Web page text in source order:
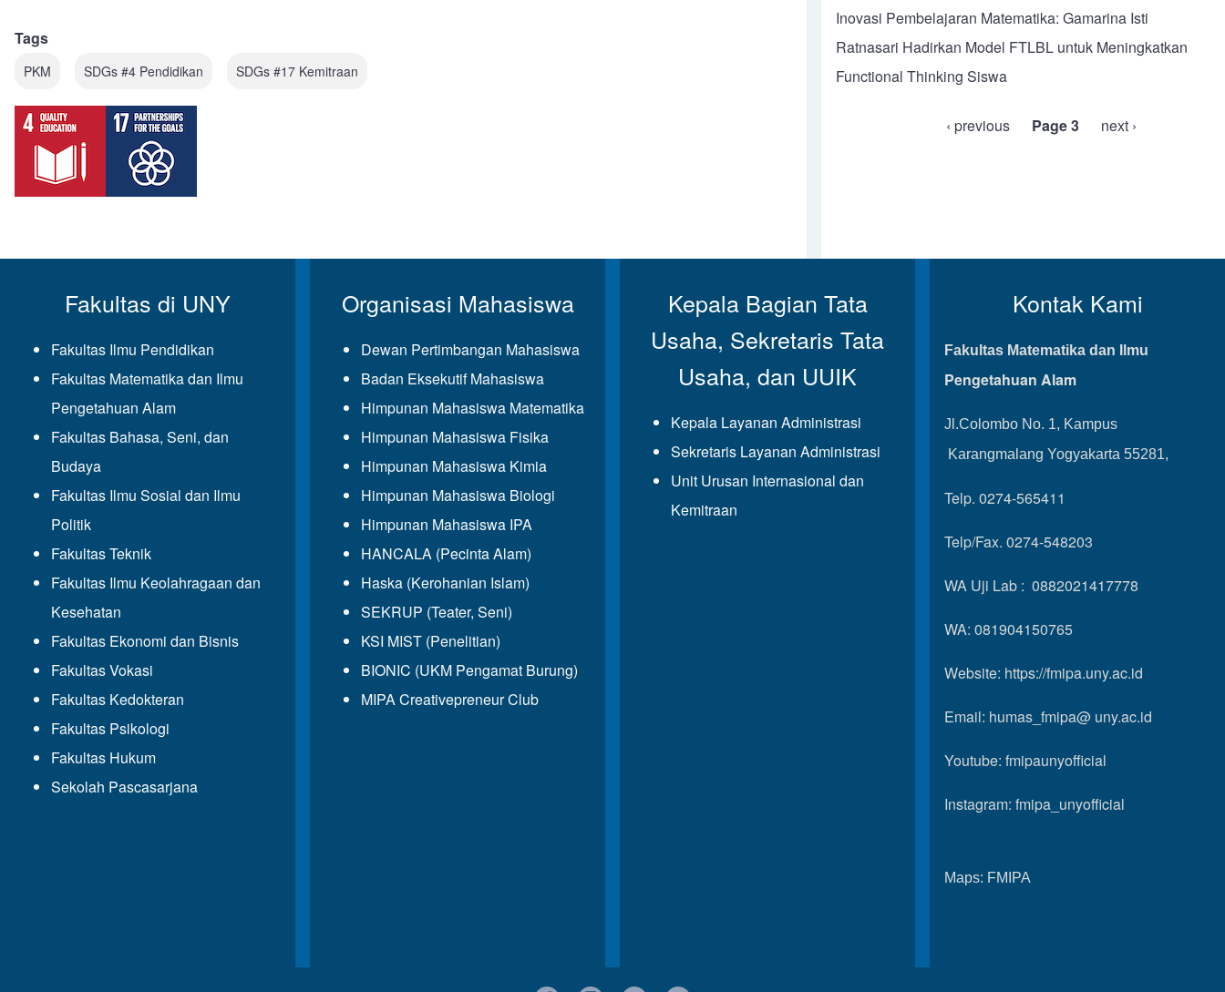
Tags
PKM SDGs #4 Pendidikan SDGs #17 Kemitraan
Inovasi Pembelajaran Matematika: Gamarina Isti
Ratnasari Hadirkan Model FTLBL untuk Meningkatkan
Functional Thinking Siswa
Previous page
‹ previous Page 3 Next page
next ›
Fakultas di UNY
Fakultas Ilmu Pendidikan
Fakultas Matematika dan Ilmu
Pengetahuan Alam
Fakultas Bahasa, Seni, dan
Budaya
Fakultas Ilmu Sosial dan Ilmu
Politik
Fakultas Teknik
Fakultas Ilmu Keolahragaan dan
Kesehatan
Fakultas Ekonomi dan Bisnis
Fakultas Vokasi
Fakultas Kedokteran
Fakultas Psikologi
Fakultas Hukum
Sekolah Pascasarjana
Organisasi Mahasiswa
Dewan Pertimbangan Mahasiswa
Badan Eksekutif Mahasiswa
Himpunan Mahasiswa Matematika
Himpunan Mahasiswa Fisika
Himpunan Mahasiswa Kimia
Himpunan Mahasiswa Biologi
Himpunan Mahasiswa IPA
HANCALA (Pecinta Alam)
Haska (Kerohanian Islam)
SEKRUP (Teater, Seni)
KSI MIST (Penelitian)
BIONIC (UKM Pengamat Burung)
MIPA Creativepreneur Club
Kepala Bagian Tata
Usaha, Sekretaris Tata
Usaha, dan UUIK
Kepala Layanan Administrasi
Sekretaris Layanan Administrasi
Unit Urusan Internasional dan
Kemitraan
Kontak Kami
Fakultas Matematika dan Ilmu
Pengetahuan Alam
Jl.Colombo No. 1, Kampus
Karangmalang Yogyakarta 55281,
Telp. 0274-565411
Telp/Fax. 0274-548203
WA Uji Lab : 0882021417778
WA: 081904150765
Website: https://fmipa.uny.ac.id
Email: humas_fmipa@ uny.ac.id
Youtube: fmipaunyofficial
Instagram: fmipa_unyofficial
Maps: FMIPA